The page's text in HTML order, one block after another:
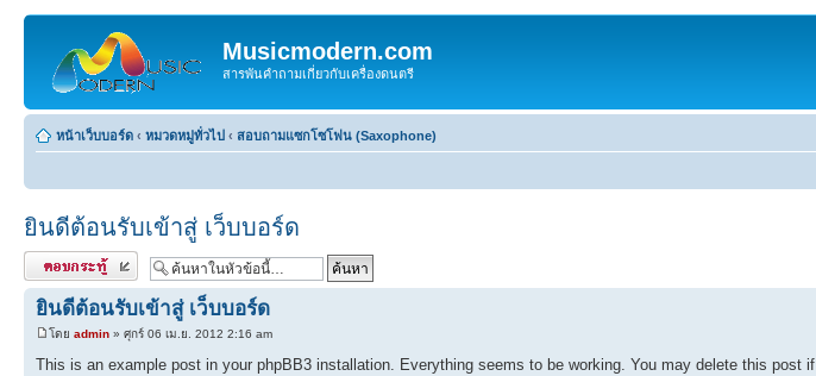
Musicmodern.com
สารพันคำถามเกี่ยวกับเครื่องดนตรี
หน้าเว็บบอร์ด ‹ หมวดหมู่ทั่วไป ‹ สอบถามแซกโซโฟน (Saxophone)
ยินดีต้อนรับเข้าสู่ เว็บบอร์ด
ตอบกระทู้
ยินดีต้อนรับเข้าสู่ เว็บบอร์ด
โดย admin » ศุกร์ 06 เม.ย. 2012 2:16 am
This is an example post in your phpBB3 installation. Everything seems to be working. You may delete this post